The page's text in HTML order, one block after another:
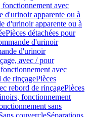
fonctionnement avec
d'urinoir apparente ou à
d'urinoir apparente ou à
Pièces détachées pour
d'urinoir
d'urinoir
avec / pour
avec
de rinçagePièces
rebord de rinçagePièces
fonctionnement
sans
couvercleSéparations